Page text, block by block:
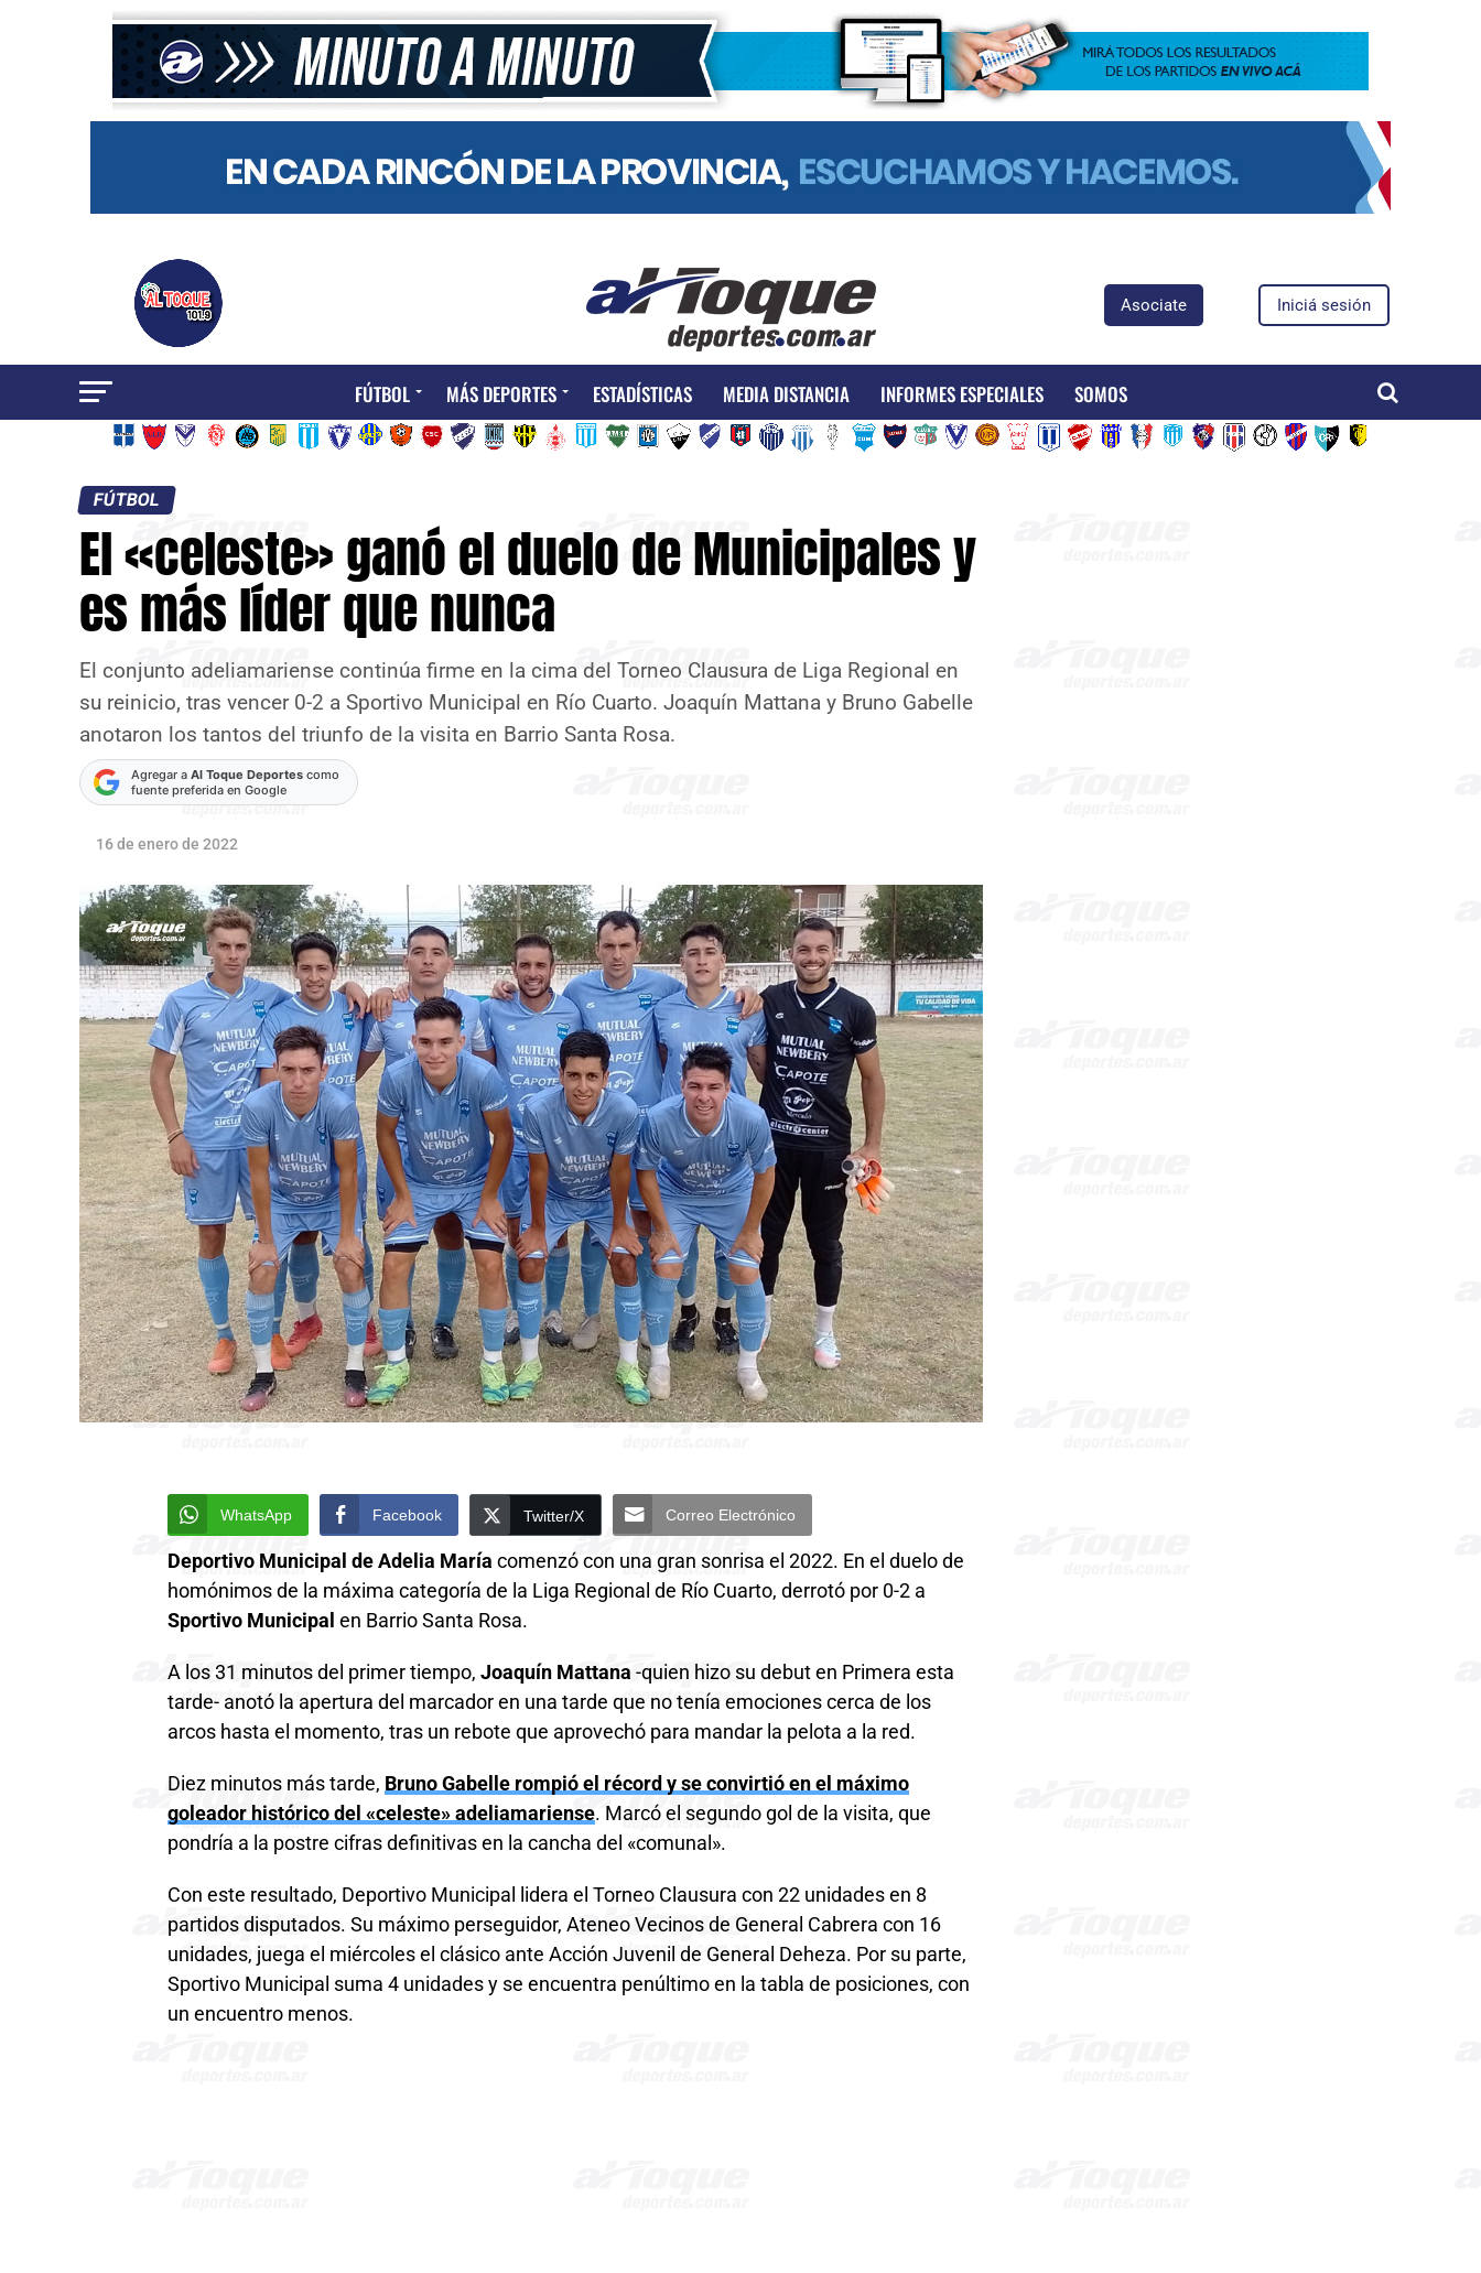
Asociate Iniciá sesión
FÚTBOL MÁS DEPORTES ESTADÍSTICAS MEDIA DISTANCIA INFORMES ESPECIALES SOMOS
FÚTBOL
El «celeste» ganó el duelo de Municipales y
es más líder que nunca
El conjunto adeliamariense continúa firme en la cima del Torneo Clausura de Liga Regional en
su reinicio, tras vencer 0-2 a Sportivo Municipal en Río Cuarto. Joaquín Mattana y Bruno Gabelle
anotaron los tantos del triunfo de la visita en Barrio Santa Rosa.
Agregar a Al Toque Deportes como
fuente preferida en Google
16 de enero de 2022
WhatsApp Facebook Twitter/X Correo Electrónico
Deportivo Municipal de Adelia María comenzó con una gran sonrisa el 2022. En el duelo de
homónimos de la máxima categoría de la Liga Regional de Río Cuarto, derrotó por 0-2 a
Sportivo Municipal en Barrio Santa Rosa.
A los 31 minutos del primer tiempo, Joaquín Mattana -quien hizo su debut en Primera esta
tarde- anotó la apertura del marcador en una tarde que no tenía emociones cerca de los
arcos hasta el momento, tras un rebote que aprovechó para mandar la pelota a la red.
Diez minutos más tarde, Bruno Gabelle rompió el récord y se convirtió en el máximo
goleador histórico del «celeste» adeliamariense. Marcó el segundo gol de la visita, que
pondría a la postre cifras definitivas en la cancha del «comunal».
Con este resultado, Deportivo Municipal lidera el Torneo Clausura con 22 unidades en 8
partidos disputados. Su máximo perseguidor, Ateneo Vecinos de General Cabrera con 16
unidades, juega el miércoles el clásico ante Acción Juvenil de General Deheza. Por su parte,
Sportivo Municipal suma 4 unidades y se encuentra penúltimo en la tabla de posiciones, con
un encuentro menos.